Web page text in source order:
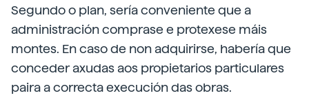
Segundo o plan, sería conveniente que a
administración comprase e protexese máis
montes. En caso de non adquirirse, habería que
conceder axudas aos propietarios particulares
paira a correcta execución das obras.